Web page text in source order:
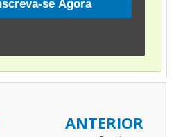
ANTERIOR